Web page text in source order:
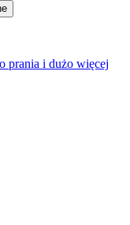
prania i dużo więcej